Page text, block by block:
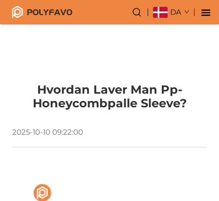
DA
Hvordan Laver Man Pp-
Honeycombpalle Sleeve?
2025-10-10 09:22:00